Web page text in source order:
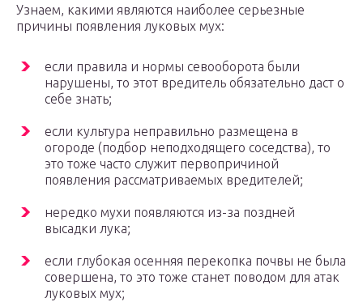
Узнаем, какими являются наиболее серьезные
причины появления луковых мух:
если правила и нормы севооборота были
нарушены, то этот вредитель обязательно даст о
себе знать;
если культура неправильно размещена в
огороде (подбор неподходящего соседства), то
это тоже часто служит первопричиной
появления рассматриваемых вредителей;
нередко мухи появляются из-за поздней
высадки лука;
если глубокая осенняя перекопка почвы не была
совершена, то это тоже станет поводом для атак
луковых мух;